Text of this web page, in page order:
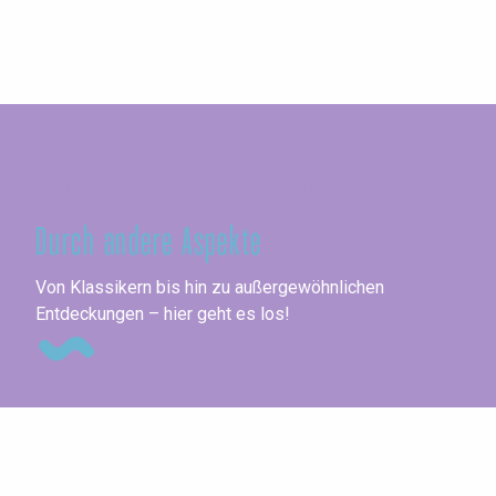
Durch andere Aspekte
Von Klassikern bis hin zu außergewöhnlichen
Entdeckungen – hier geht es los!